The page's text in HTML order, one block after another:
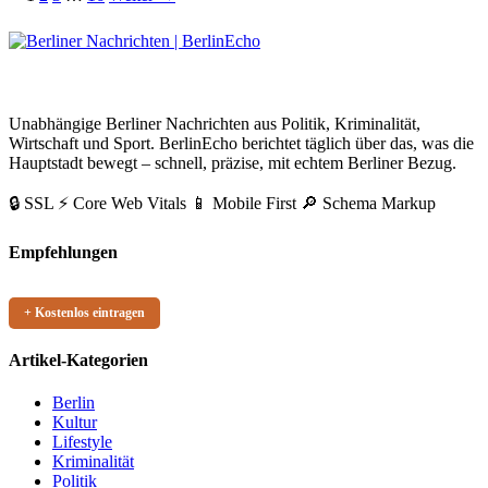
der
Beiträge
Unabhängige Berliner Nachrichten aus Politik, Kriminalität,
Wirtschaft und Sport. BerlinEcho berichtet täglich über das, was die
Hauptstadt bewegt – schnell, präzise, mit echtem Berliner Bezug.
🔒 SSL ⚡ Core Web Vitals 📱 Mobile First 🔎 Schema Markup
Empfehlungen
+ Kostenlos eintragen
Artikel-Kategorien
Berlin
Kultur
Lifestyle
Kriminalität
Politik